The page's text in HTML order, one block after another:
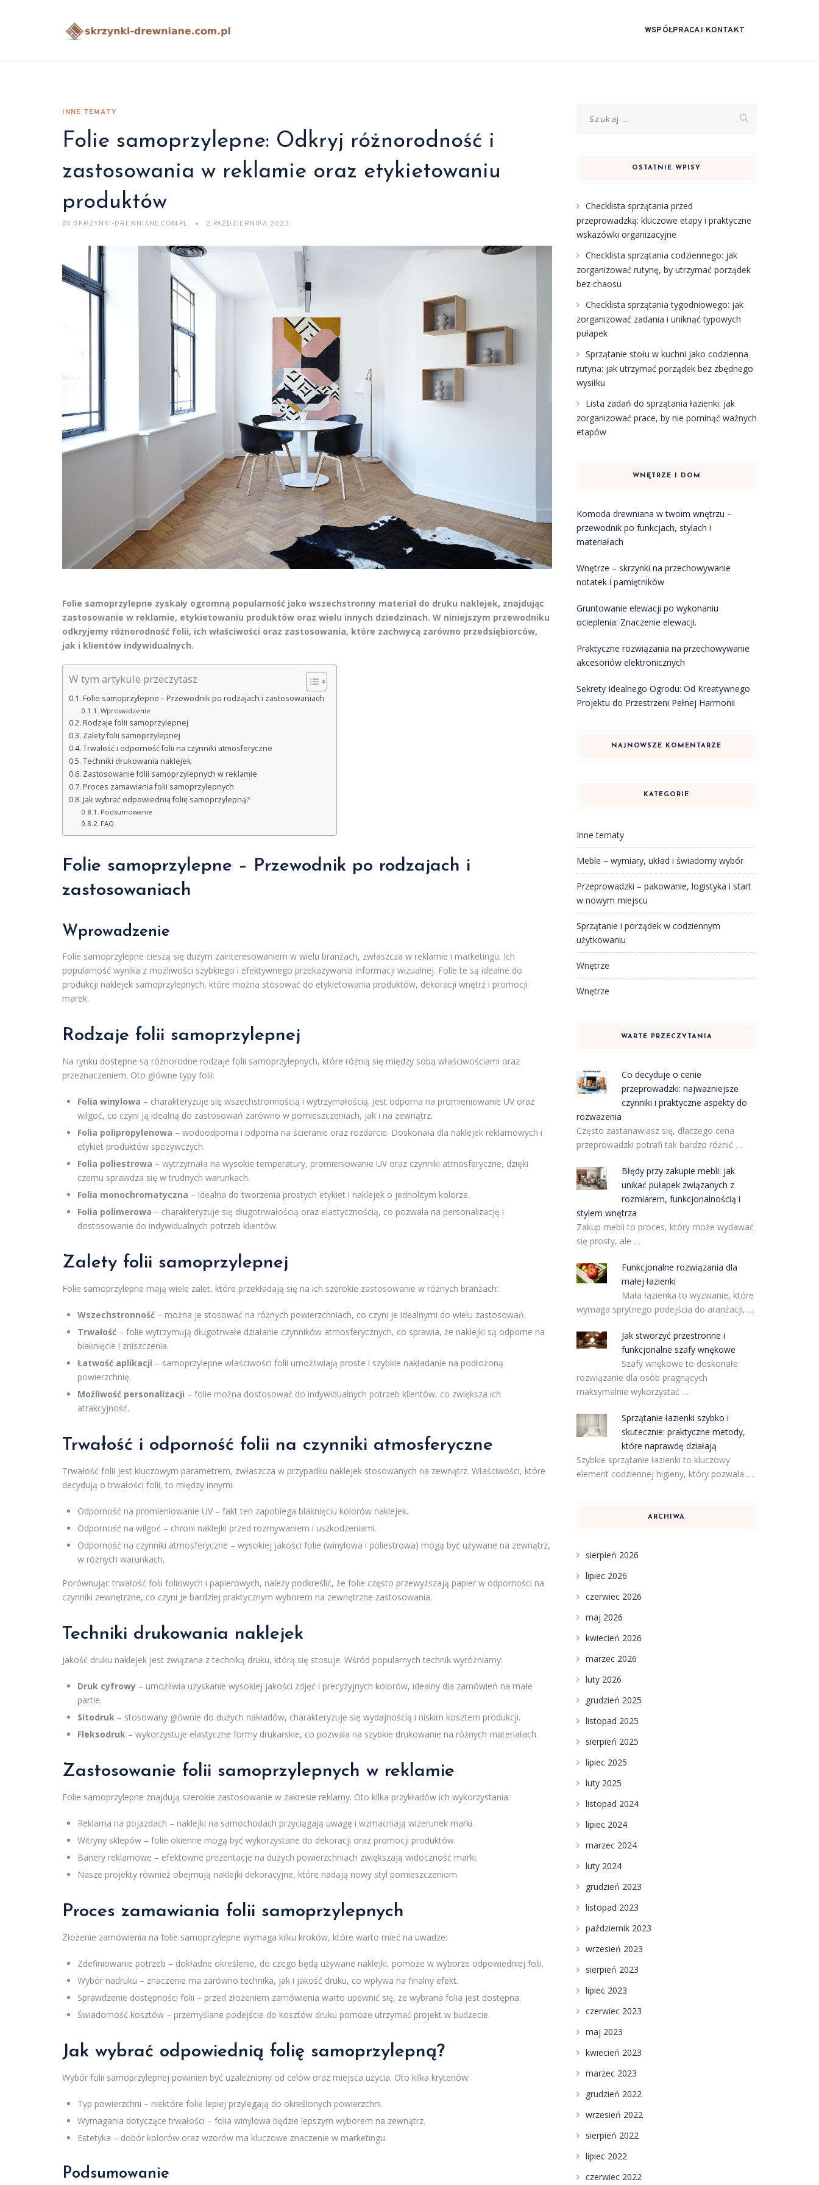
WSPÓŁPRACA I KONTAKT
INNE TEMATY
Folie samoprzylepne: Odkryj różnorodność i
zastosowania w reklamie oraz etykietowaniu
produktów
BY SKRZYNKI-DREWNIANE.COM.PL 2 PAŹDZIERNIKA 2023
Folie samoprzylepne zyskały ogromną popularność jako wszechstronny materiał do druku naklejek, znajdując
zastosowanie w reklamie, etykietowaniu produktów oraz wielu innych dziedzinach. W niniejszym przewodniku
odkryjemy różnorodność folii, ich właściwości oraz zastosowania, które zachwycą zarówno przedsiębiorców,
jak i klientów indywidualnych.
W tym artykule przeczytasz
Folie samoprzylepne – Przewodnik po rodzajach i zastosowaniach
Wprowadzenie
Rodzaje folii samoprzylepnej
Zalety folii samoprzylepnej
Trwałość i odporność folii na czynniki atmosferyczne
Techniki drukowania naklejek
Zastosowanie folii samoprzylepnych w reklamie
Proces zamawiania folii samoprzylepnych
Jak wybrać odpowiednią folię samoprzylepną?
Podsumowanie
FAQ
Folie samoprzylepne – Przewodnik po rodzajach i
zastosowaniach
Wprowadzenie
Folie samoprzylepne cieszą się dużym zainteresowaniem w wielu branżach, zwłaszcza w reklamie i marketingu. Ich
popularność wynika z możliwości szybkiego i efektywnego przekazywania informacji wizualnej. Folie te są idealne do
produkcji naklejek samoprzylepnych, które można stosować do etykietowania produktów, dekoracji wnętrz i promocji
marek.
Rodzaje folii samoprzylepnej
Na rynku dostępne są różnorodne rodzaje folii samoprzylepnych, które różnią się między sobą właściwościami oraz
przeznaczeniem. Oto główne typy folii:
Folia winylowa – charakteryzuje się wszechstronnością i wytrzymałością. Jest odporna na promieniowanie UV oraz
wilgoć, co czyni ją idealną do zastosowań zarówno w pomieszczeniach, jak i na zewnątrz.
Folia polipropylenowa – wodoodporna i odporna na ścieranie oraz rozdarcie. Doskonała dla naklejek reklamowych i
etykiet produktów spożywczych.
Folia poliestrowa – wytrzymała na wysokie temperatury, promieniowanie UV oraz czynniki atmosferyczne, dzięki
czemu sprawdza się w trudnych warunkach.
Folia monochromatyczna – idealna do tworzenia prostych etykiet i naklejek o jednolitym kolorze.
Folia polimerowa – charakteryzuje się długotrwałością oraz elastycznością, co pozwala na personalizację i
dostosowanie do indywidualnych potrzeb klientów.
Zalety folii samoprzylepnej
Folie samoprzylepne mają wiele zalet, które przekładają się na ich szerokie zastosowanie w różnych branżach:
Wszechstronność – można je stosować na różnych powierzchniach, co czyni je idealnymi do wielu zastosowań.
Trwałość – folie wytrzymują długotrwałe działanie czynników atmosferycznych, co sprawia, że naklejki są odporne na
blaknięcie i zniszczenia.
Łatwość aplikacji – samoprzylepne właściwości folii umożliwiają proste i szybkie nakładanie na podłożoną
powierzchnię.
Możliwość personalizacji – folie można dostosować do indywidualnych potrzeb klientów, co zwiększa ich
atrakcyjność.
Trwałość i odporność folii na czynniki atmosferyczne
Trwałość folii jest kluczowym parametrem, zwłaszcza w przypadku naklejek stosowanych na zewnątrz. Właściwości, które
decydują o trwałości folii, to między innymi:
Odporność na promieniowanie UV – fakt ten zapobiega blaknięciu kolorów naklejek.
Odporność na wilgoć – chroni naklejki przed rozmywaniem i uszkodzeniami.
Odporność na czynniki atmosferyczne – wysokiej jakości folie (winylowa i poliestrowa) mogą być używane na zewnątrz,
w różnych warunkach.
Porównując trwałość folii foliowych i papierowych, należy podkreślić, że folie często przewyższają papier w odporności na
czynniki zewnętrzne, co czyni je bardziej praktycznym wyborem na zewnętrzne zastosowania.
Techniki drukowania naklejek
Jakość druku naklejek jest związana z techniką druku, którą się stosuje. Wśród popularnych technik wyróżniamy:
Druk cyfrowy – umożliwia uzyskanie wysokiej jakości zdjęć i precyzyjnych kolorów, idealny dla zamówień na małe
partie.
Sitodruk – stosowany głównie do dużych nakładów, charakteryzuje się wydajnością i niskim kosztem produkcji.
Fleksodruk – wykorzystuje elastyczne formy drukarskie, co pozwala na szybkie drukowanie na różnych materiałach.
Zastosowanie folii samoprzylepnych w reklamie
Folie samoprzylepne znajdują szerokie zastosowanie w zakresie reklamy. Oto kilka przykładów ich wykorzystania:
Reklama na pojazdach – naklejki na samochodach przyciągają uwagę i wzmacniają wizerunek marki.
Witryny sklepów – folie okienne mogą być wykorzystane do dekoracji oraz promocji produktów.
Banery reklamowe – efektowne prezentacje na dużych powierzchniach zwiększają widoczność marki.
Nasze projekty również obejmują naklejki dekoracyjne, które nadają nowy styl pomieszczeniom.
Proces zamawiania folii samoprzylepnych
Złożenie zamówienia na folie samoprzylepne wymaga kilku kroków, które warto mieć na uwadze:
Zdefiniowanie potrzeb – dokładne określenie, do czego będą używane naklejki, pomoże w wyborze odpowiedniej folii.
Wybór nadruku – znaczenie ma zarówno technika, jak i jakość druku, co wpływa na finalny efekt.
Sprawdzenie dostępności folii – przed złożeniem zamówienia warto upewnić się, że wybrana folia jest dostępna.
Świadomość kosztów – przemyślane podejście do kosztów druku pomoże utrzymać projekt w budżecie.
Jak wybrać odpowiednią folię samoprzylepną?
Wybór folii samoprzylepnej powinien być uzależniony od celów oraz miejsca użycia. Oto kilka kryteriów:
Typ powierzchni – niektóre folie lepiej przylegają do określonych powierzchni.
Wymagania dotyczące trwałości – folia winylowa będzie lepszym wyborem na zewnątrz.
Estetyka – dobór kolorów oraz wzorów ma kluczowe znaczenie w marketingu.
Podsumowanie
OSTATNIE WPISY
Checklista sprzątania przed
przeprowadzką: kluczowe etapy i praktyczne
wskazówki organizacyjne
Checklista sprzątania codziennego: jak
zorganizować rutynę, by utrzymać porządek
bez chaosu
Checklista sprzątania tygodniowego: jak
zorganizować zadania i uniknąć typowych
pułapek
Sprzątanie stołu w kuchni jako codzienna
rutyna: jak utrzymać porządek bez zbędnego
wysiłku
Lista zadań do sprzątania łazienki: jak
zorganizować prace, by nie pominąć ważnych
etapów
WNĘTRZE I DOM
Komoda drewniana w twoim wnętrzu –
przewodnik po funkcjach, stylach i
materiałach
Wnętrze – skrzynki na przechowywanie
notatek i pamiętników
Gruntowanie elewacji po wykonaniu
ocieplenia: Znaczenie elewacji.
Praktyczne rozwiązania na przechowywanie
akcesoriów elektronicznych
Sekrety Idealnego Ogrodu: Od Kreatywnego
Projektu do Przestrzeni Pełnej Harmonii
NAJNOWSZE KOMENTARZE
KATEGORIE
Inne tematy
Meble – wymiary, układ i świadomy wybór
Przeprowadzki – pakowanie, logistyka i start
w nowym miejscu
Sprzątanie i porządek w codziennym
użytkowaniu
Wnętrze
Wnętrze
WARTE PRZECZYTANIA
Co decyduje o cenie
przeprowadzki: najważniejsze
czynniki i praktyczne aspekty do
rozważenia
Często zastanawiasz się, dlaczego cena
przeprowadzki potrafi tak bardzo różnić …
Błędy przy zakupie mebli: jak
unikać pułapek związanych z
rozmiarem, funkcjonalnością i
stylem wnętrza
Zakup mebli to proces, który może wydawać
się prosty, ale …
Funkcjonalne rozwiązania dla
małej łazienki
Mała łazienka to wyzwanie, które
wymaga sprytnego podejścia do aranżacji, …
Jak stworzyć przestronne i
funkcjonalne szafy wnękowe
Szafy wnękowe to doskonałe
rozwiązanie dla osób pragnących
maksymalnie wykorzystać …
Sprzątanie łazienki szybko i
skutecznie: praktyczne metody,
które naprawdę działają
Szybkie sprzątanie łazienki to kluczowy
element codziennej higieny, który pozwala …
ARCHIWA
sierpień 2026
lipiec 2026
czerwiec 2026
maj 2026
kwiecień 2026
marzec 2026
luty 2026
grudzień 2025
listopad 2025
sierpień 2025
lipiec 2025
luty 2025
listopad 2024
lipiec 2024
marzec 2024
luty 2024
grudzień 2023
listopad 2023
październik 2023
wrzesień 2023
sierpień 2023
lipiec 2023
czerwiec 2023
maj 2023
kwiecień 2023
marzec 2023
grudzień 2022
wrzesień 2022
sierpień 2022
lipiec 2022
czerwiec 2022